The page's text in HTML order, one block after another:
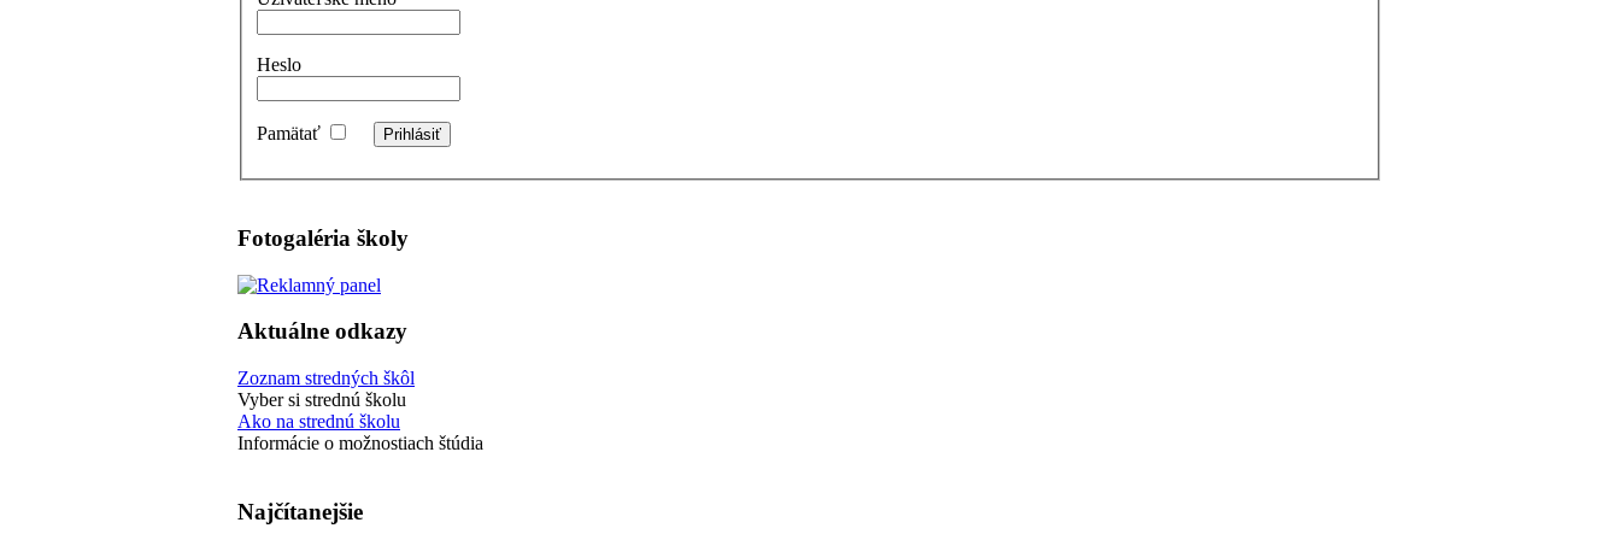
Heslo
Pamätať
Fotogaléria školy
Aktuálne odkazy
Zoznam stredných škôl
Vyber si strednú školu
Ako na strednú školu
Informácie o možnostiach štúdia
Najčítanejšie